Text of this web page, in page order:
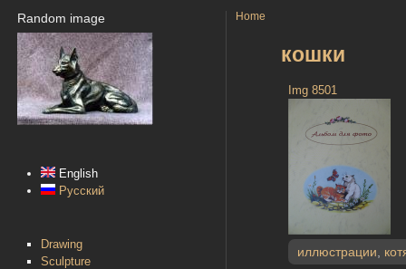
Random image
English
Русский
Drawing
Sculpture
Home
кошки
Img 8501
иллюстрации